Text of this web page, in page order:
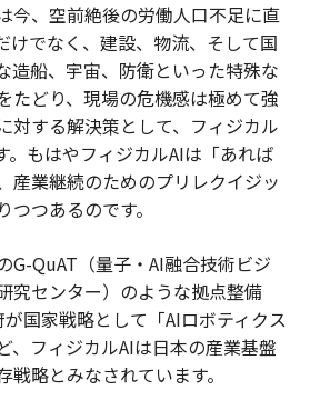
今、空前絶後の労働人口不足に直
けでなく、建設、物流、そして国
造船、宇宙、防衛といった特殊な
たどり、現場の危機感は極めて強
対する解決策として、フィジカル
。もはやフィジカルAIは「あれば
産業継続のためのプリレクイジッ
つつあるのです。
G-QuAT（量子・AI融合技術ビジ
究センター）のような拠点整備
国家戦略として「AIロボティクス
、フィジカルAIは日本の産業基盤
略とみなされています。